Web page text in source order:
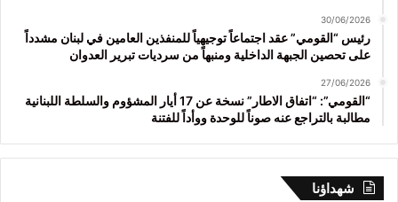
30/06/2026
رئيس “القومي” عقد اجتماعاً توجيهياً للمنفذين العامين في لبنان مشدداً
على تحصين الجبهة الداخلية ومنبهاً من سرديات تبرير العدوان
27/06/2026
“القومي”: “اتفاق الاطار” نسخة عن 17 أيار المشؤوم والسلطة اللبنانية
مطالبة بالتراجع عنه صوناً للوحدة ووأداً للفتنة
شهداؤنا